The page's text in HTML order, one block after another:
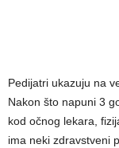
Pedijatri ukazuju na
Nakon što napuni 3
kod očnog lekara,
ima neki zdravstveni